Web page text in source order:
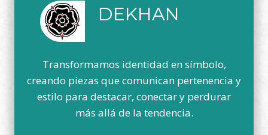
DEKHAN
Transformamos identidad en símbolo,
creando piezas que comunican pertenencia y
estilo para destacar, conectar y perdurar
más allá de la tendencia.